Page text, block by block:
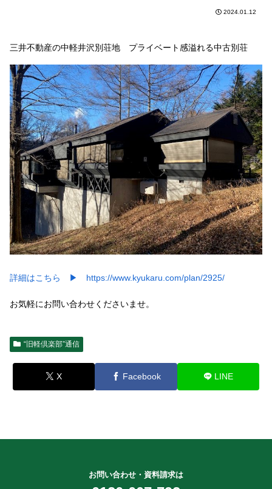
2024.01.12
三井不動産の中軽井沢別荘地 プライベート感溢れる中古別荘
詳細はこちら ▶ https://www.kyukaru.com/plan/2925/
お気軽にお問い合わせくださいませ。
“旧軽倶楽部”通信
X Facebook LINE
お問い合わせ・資料請求は